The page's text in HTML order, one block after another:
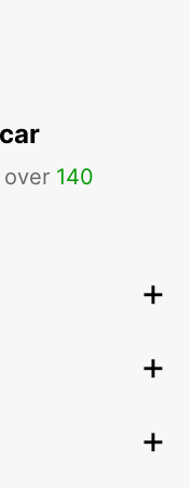
140